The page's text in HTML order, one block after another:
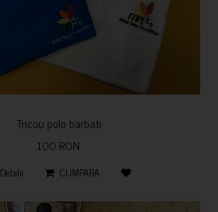
Tricou polo barbati
100 RON
Detalii CUMPARA